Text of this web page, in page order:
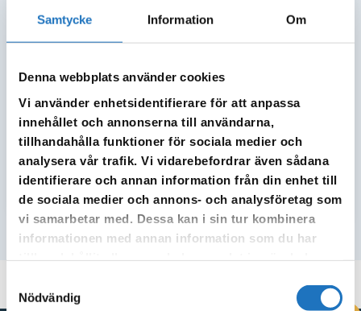
Samtycke Information Om
Denna webbplats använder cookies
Vi använder enhetsidentifierare för att anpassa
innehållet och annonserna till användarna,
tillhandahålla funktioner för sociala medier och
analysera vår trafik. Vi vidarebefordrar även sådana
identifierare och annan information från din enhet till
de sociala medier och annons- och analysföretag som
vi samarbetar med. Dessa kan i sin tur kombinera
informationen med annan information som du har
Nödvändig
2026 Anläggningsavgifter
Förbindelsepunktsavgift, tre ledningar
Pris per bostadsenhet (lägenhet)